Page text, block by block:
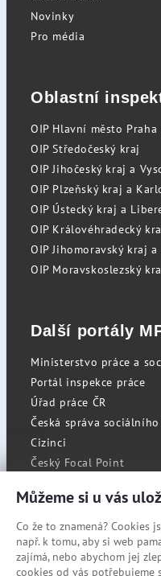
Novinky
Pro média
Oblastní
OIP Hlavní město Praha
OIP Středočeský kraj
OIP Jihočeský kraj a
OIP Plzeňský kraj a
OIP Ústecký kraj a
OIP Královéhradecký
OIP Jihomoravský kraj
OIP Moravskoslezský
Další portály
Ministerstvo práce a
Portál inspekce práce
Úřad práce ČR
Česká správa
Cizinci
Český Focal Point
RSS
Cookies
Můžeme si u vás
Co že to znamená? Cookies
např. k tomu, aby si web
zajímá, nebo abychom jej
cookies od vás potřebujeme